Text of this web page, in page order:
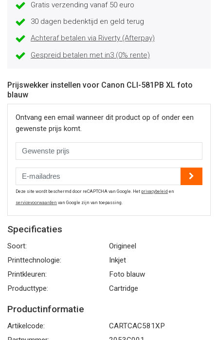
Gratis verzending vanaf 50 euro
30 dagen bedenktijd en geld terug
Achteraf betalen via Riverty (Afterpay)
Gespreid betalen met in3 (0% rente)
Prijswekker instellen voor Canon CLI-581PB XL foto
blauw
Ontvang een email wanneer dit product op of onder een
gewenste prijs komt.
Deze site wordt beschermd door reCAPTCHA van Google. Het privacybeleid en
servicevoorwaarden van Google zijn van toepassing.
Specificaties
Soort:
Origineel
Printtechnologie:
Inkjet
Printkleuren:
Foto blauw
Producttype:
Cartridge
Productinformatie
Artikelcode:
CARTCAC581XP